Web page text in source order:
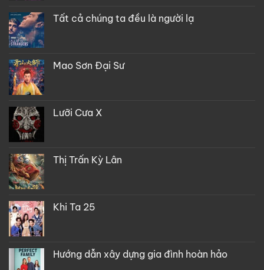
Tất cả chúng ta đều là người lạ
Mao Sơn Đại Sư
Lưỡi Cưa X
Thị Trấn Kỳ Lân
Khi Ta 25
Hướng dẫn xây dựng gia đình hoàn hảo